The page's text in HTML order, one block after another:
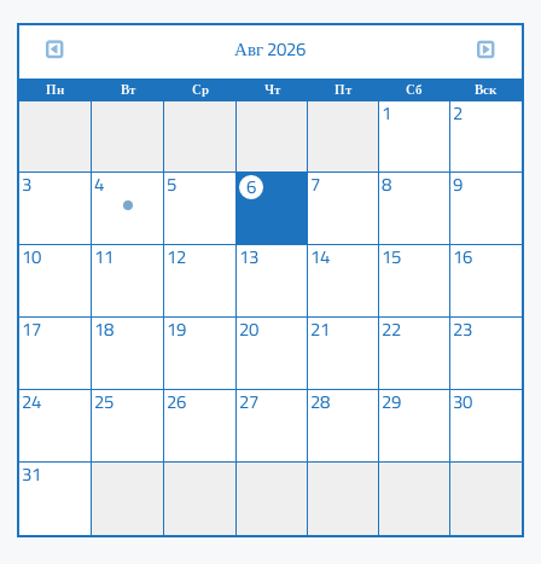
Авг 2026
Пн Вт Ср Чт Пт Сб Вск
1 2
3 4 5 6 7 8 9
10 11 12 13 14 15 16
17 18 19 20 21 22 23
24 25 26 27 28 29 30
31